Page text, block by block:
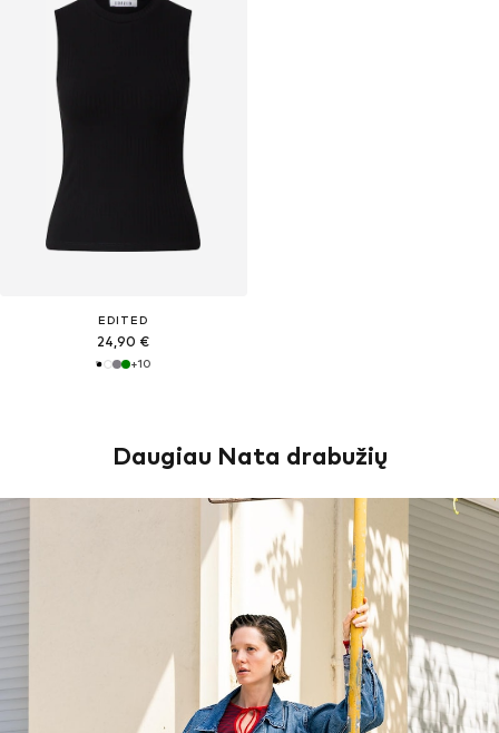
EDITED
24,90 €
+10
Daugiau Nata drabužių